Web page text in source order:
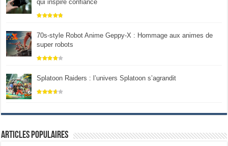
qui inspire confiance
70s-style Robot Anime Geppy-X : Hommage aux animes de
super robots
Splatoon Raiders : l’univers Splatoon s’agrandit
Articles populaires